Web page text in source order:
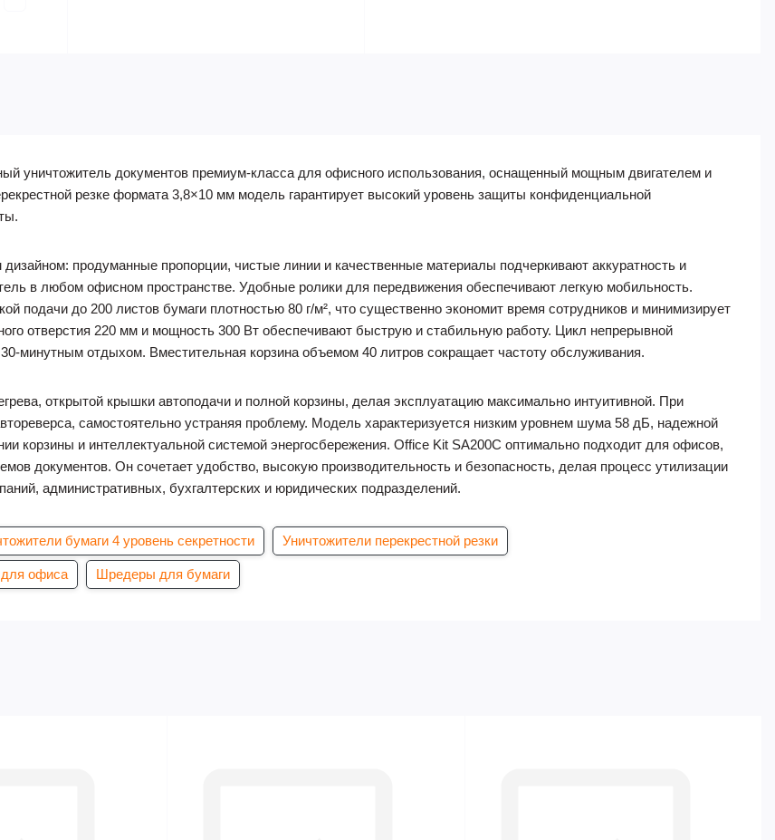
уничтожитель документов премиум-класса для офисного использования, оснащенный мощным двигателем и
резке формата 3,8×10 мм модель гарантирует высокий уровень защиты конфиденциальной
продуманные пропорции, чистые линии и качественные материалы подчеркивают аккуратность и
в любом офисном пространстве. Удобные ролики для передвижения обеспечивают легкую мобильность.
подачи до 200 листов бумаги плотностью 80 г/м², что существенно экономит время сотрудников и минимизирует
отверстия 220 мм и мощность 300 Вт обеспечивают быструю и стабильную работу. Цикл непрерывной
минутным отдыхом. Вместительная корзина объемом 40 литров сокращает частоту обслуживания.
открытой крышки автоподачи и полной корзины, делая эксплуатацию максимально интуитивной. При
самостоятельно устраняя проблему. Модель характеризуется низким уровнем шума 58 дБ, надежной
корзины и интеллектуальной системой энергосбережения. Office Kit SA200C оптимально подходит для офисов,
документов. Он сочетает удобство, высокую производительность и безопасность, делая процесс утилизации
административных, бухгалтерских и юридических подразделений.
бумаги 4 уровень секретности Уничтожители перекрестной резки
для офиса Шредеры для бумаги